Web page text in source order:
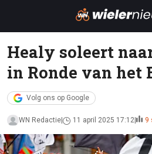
Healy soleert
in Ronde van het
Volg ons op Google
WN Redactie 11 april 2025 17:12 9